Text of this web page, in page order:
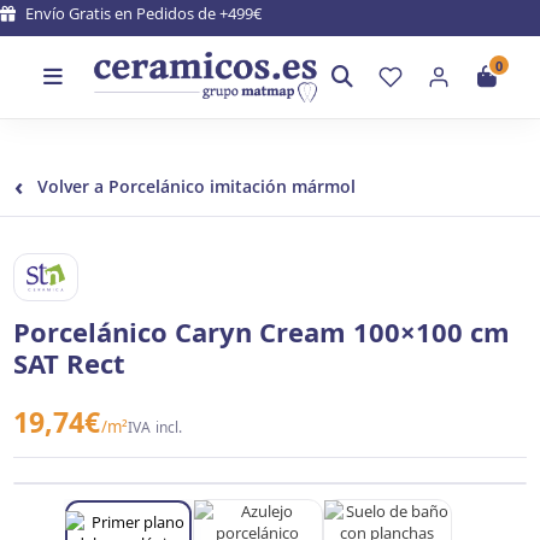
Envío Gratis en Pedidos de +499€
0
‹ Volver a Porcelánico imitación mármol
STN CERAMICA
Porcelánico Caryn Cream 100×100 cm
SAT Rect
19,74€/m²IVA incl.